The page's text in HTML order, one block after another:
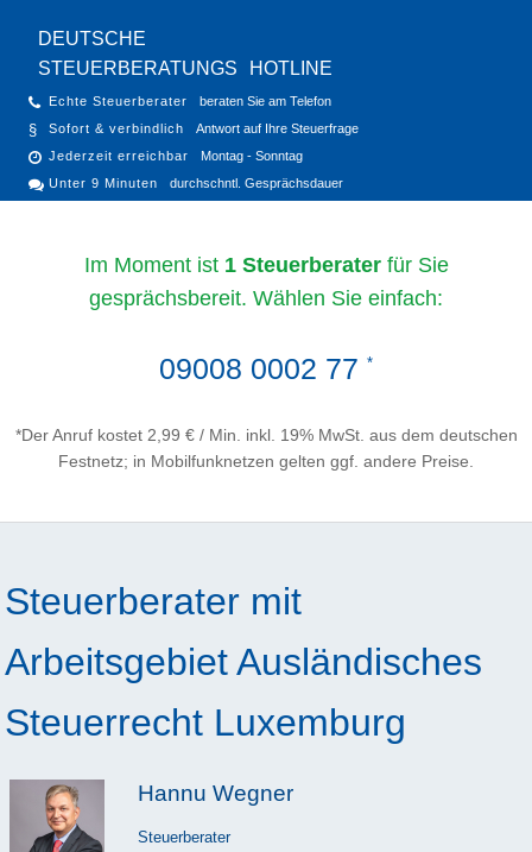
DEUTSCHE
STEUERBERATUNGS
HOTLINE
Echte Steuerberater
beraten Sie am Telefon
Sofort & verbindlich
Antwort auf Ihre Steuerfrage
Jederzeit erreichbar
Montag - Sonntag
Unter 9 Minuten
durchschntl. Gesprächsdauer
Im Moment ist 1 Steuerberaterfür Sie
gesprächsbereit. Wählen Sie einfach:
09008 0002 77 *
*Der Anruf kostet 2,99 € / Min. inkl. 19% MwSt. aus dem deutschen
Festnetz; in Mobilfunknetzen gelten ggf. andere Preise.
Steuerberater mit
Arbeitsgebiet Ausländisches
Steuerrecht Luxemburg
Hannu Wegner
Steuerberater